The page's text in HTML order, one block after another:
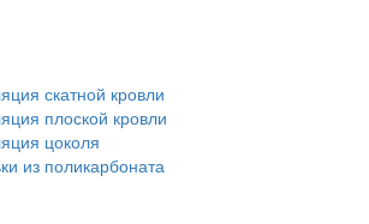
скатной кровли
плоской кровли
цоколя
из поликарбоната